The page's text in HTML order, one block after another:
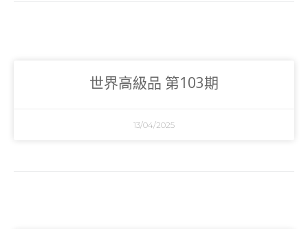
世界高級品 第103期
13/04/2025